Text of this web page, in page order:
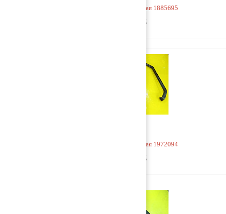
Горловина маслозаливная 1885695
3 000 руб
Горловина маслозаливная 1972094
3 000 руб